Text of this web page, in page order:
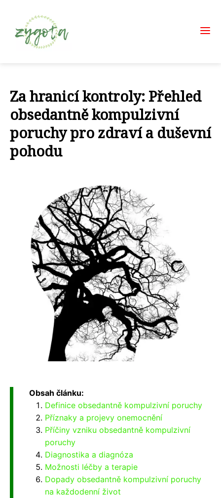
Za hranicí kontroly: Přehled
obsedantně kompulzivní
poruchy pro zdraví a duševní
pohodu
Obsah článku:
Definice obsedantně kompulzivní poruchy
Příznaky a projevy onemocnění
Příčiny vzniku obsedantně kompulzivní
poruchy
Diagnostika a diagnóza
Možnosti léčby a terapie
Dopady obsedantně kompulzivní poruchy
na každodenní život